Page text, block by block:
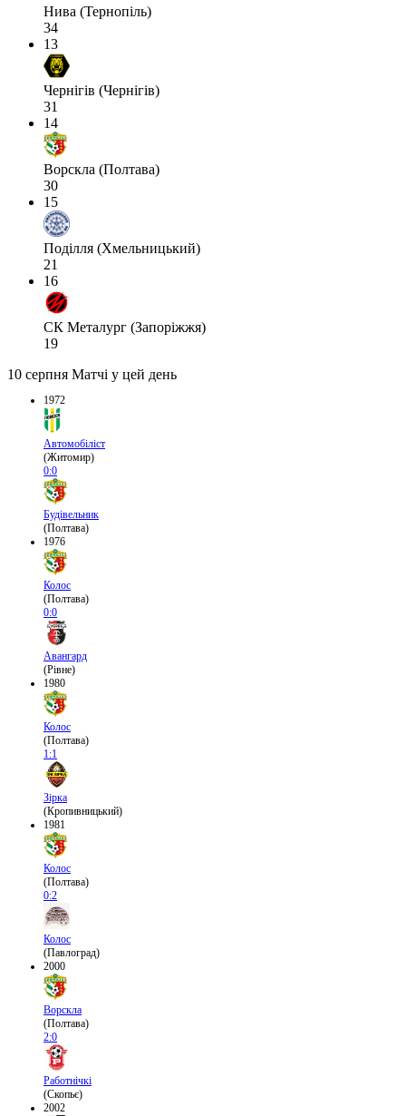
Нива (Тернопіль)
34
13
Чернігів (Чернігів)
31
14
Ворскла (Полтава)
30
15
Поділля (Хмельницький)
21
16
СК Металург (Запоріжжя)
19
10 серпня Матчі у цей день
1972
Автомобіліст
(Житомир)
0:0
Будівельник
(Полтава)
1976
Колос
(Полтава)
0:0
Авангард
(Рівне)
1980
Колос
(Полтава)
1:1
Зірка
(Кропивницький)
1981
Колос
(Полтава)
0:2
Колос
(Павлоград)
2000
Ворскла
(Полтава)
2:0
Работнічкі
(Скопьє)
2002